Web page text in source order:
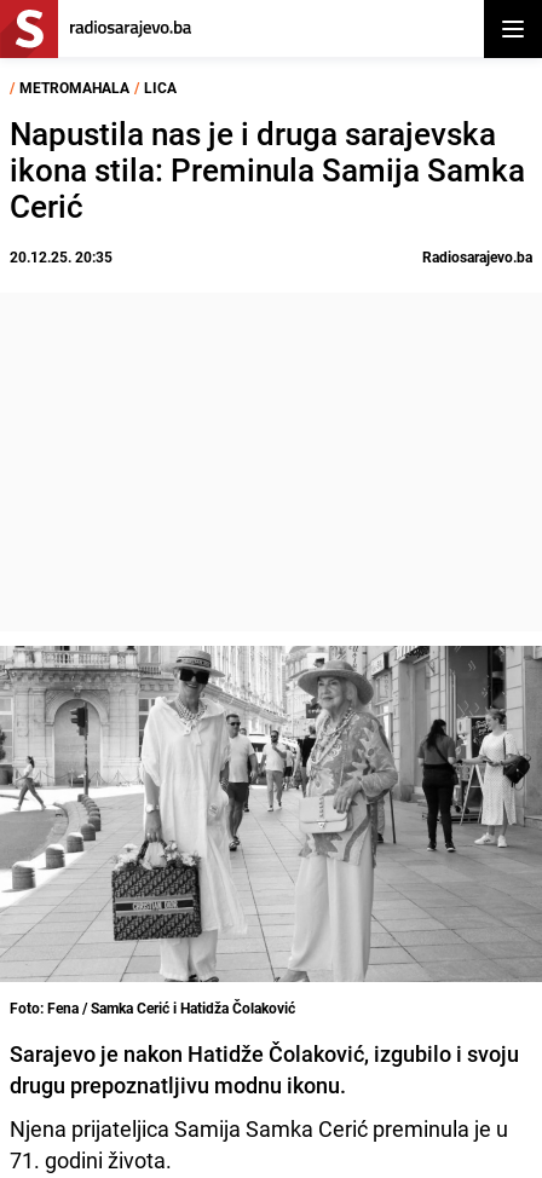
/ METROMAHALA / LICA
Napustila nas je i druga sarajevska
ikona stila: Preminula Samija Samka
Cerić
20.12.25. 20:35 Radiosarajevo.ba
Foto: Fena / Samka Cerić i Hatidža Čolaković
Sarajevo je nakon Hatidže Čolaković, izgubilo i svoju
drugu prepoznatljivu modnu ikonu.
Njena prijateljica Samija Samka Cerić preminula je u
71. godini života.